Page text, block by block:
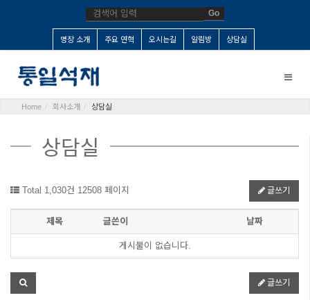
Go
명장 소개 주요 연혁 오시는길 알림방 상담실
Toggle
Home 회사소개 상담실
상담실
Total 1,030건 12508 페이지 글쓰기
제목 글쓴이 날짜
게시물이 없습니다.
글쓰기